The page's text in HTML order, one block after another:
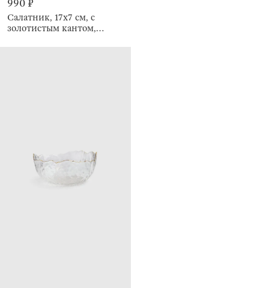
990 ₽
Салатник, 17х7 см, с
золотистым кантом,